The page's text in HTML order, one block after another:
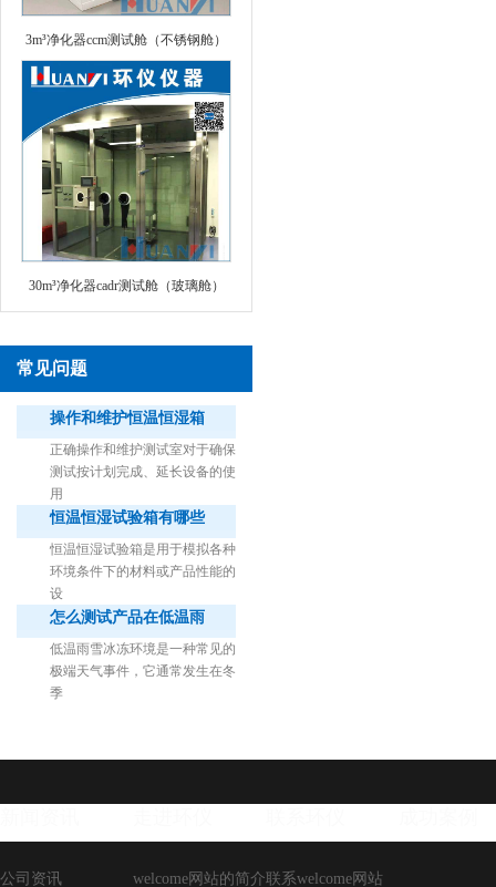
3m³净化器ccm测试舱（不锈钢舱）
30m³净化器cadr测试舱（玻璃舱）
常见问题
操作和维护恒温恒湿箱
正确操作和维护测试室对于确保
测试按计划完成、延长设备的使
用
恒温恒湿试验箱有哪些
恒温恒湿试验箱是用于模拟各种
环境条件下的材料或产品性能的
设
怎么测试产品在低温雨
低温雨雪冰冻环境是一种常见的
极端天气事件，它通常发生在冬
季
公司资讯 welcome网站的简介联系welcome网站